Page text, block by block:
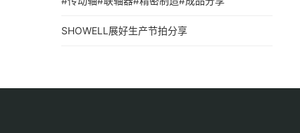
SHOWELL展好生产节拍分享